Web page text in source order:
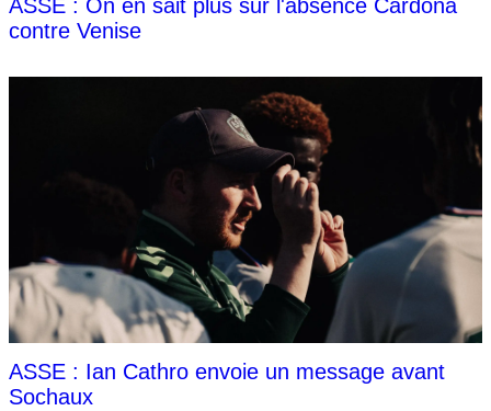
ASSE : On en sait plus sur l'absence Cardona
contre Venise
ASSE : Ian Cathro envoie un message avant
Sochaux